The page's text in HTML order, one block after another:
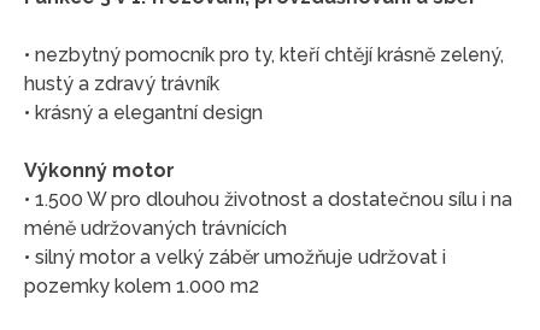
• nezbytný pomocník pro ty, kteří chtějí krásně zelený,
hustý a zdravý trávník
• krásný a elegantní design
Výkonný motor
• 1.500 W pro dlouhou životnost a dostatečnou sílu i na
méně udržovaných trávnících
• silný motor a velký záběr umožňuje udržovat i
pozemky kolem 1.000 m2